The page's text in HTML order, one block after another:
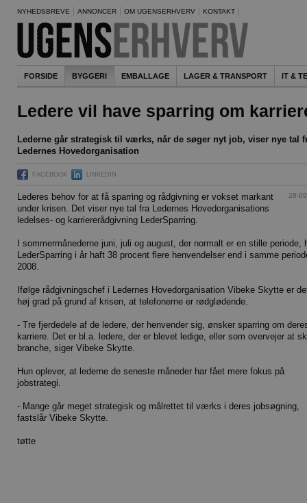
NYHEDSBREVE ANNONCER OM UGENSERHVERV KONTAKT
FORSIDE BYGGERI EMBALLAGE LAGER & TRANSPORT IT &
Ledere vil have sparring om
Lederne går strategisk til værks, når de søger nyt job, viser nye tal
Ledernes Hovedorganisation
FACEBOOK LINKEDIN
28-
Lederes behov for at få sparring og rådgivning er vokset markant
under krisen. Det viser nye tal fra Ledernes Hovedorganisations
ledelses- og karriererådgivning LederSparring.
I sommermånederne juni, juli og august, der normalt er en stille periode,
LederSparring i år haft 38 procent flere henvendelser end i samme
2008.
Ifølge rådgivningschef i Ledernes Hovedorganisation Vibeke Skytte er
høj grad på grund af krisen, at telefonerne er rødglødende.
- Tre fjerdedele af de ledere, der henvender sig, ønsker sparring om
karriere. Det er bl.a. ledere, der er blevet ledige, eller som overvejer at
branche, siger Vibeke Skytte.
Hun oplever, at lederne de seneste måneder har fået mere fokus på
jobstrategi.
- Mange går meget strategisk og målrettet til værks i deres jobsøgning,
fastslår Vibeke Skytte.
tøtte